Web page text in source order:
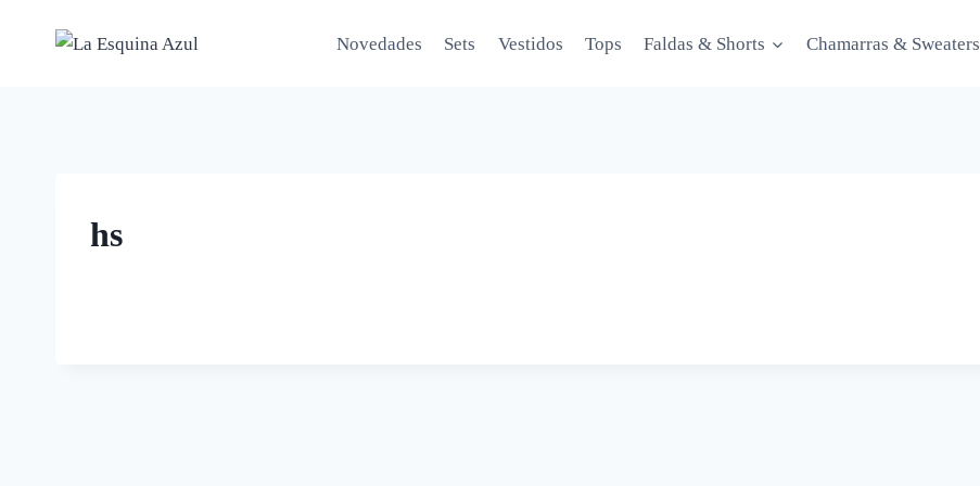
Novedades Sets Vestidos Tops Faldas & Shorts Chamarras & Sweaters
hs